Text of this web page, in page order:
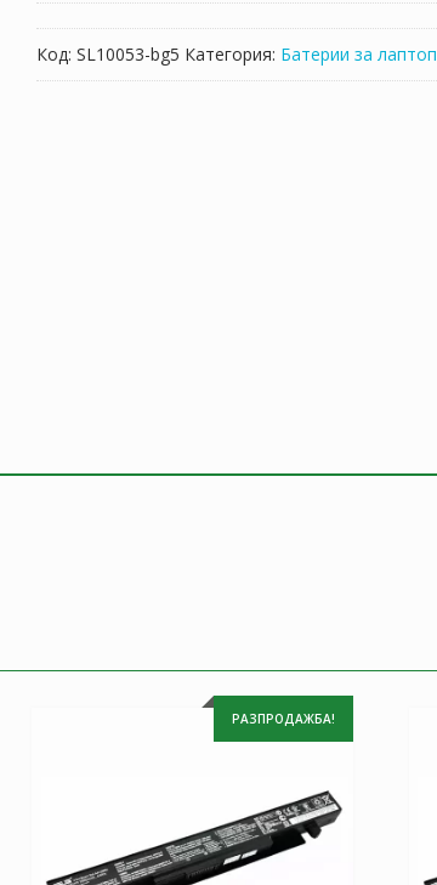
лаптоп
CLEVO
Код: SL10053-bg5 Категория: Батерии за лаптоп
РАЗПРОДАЖБА!